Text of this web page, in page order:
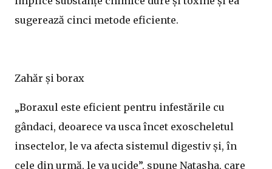
sugerează cinci metode eficiente.
Zahăr și borax
„Boraxul este eficient pentru infestările cu
gândaci, deoarece va usca încet exoscheletul
insectelor, le va afecta sistemul digestiv și, în
cele din urmă, le va ucide”, spune Natasha, care